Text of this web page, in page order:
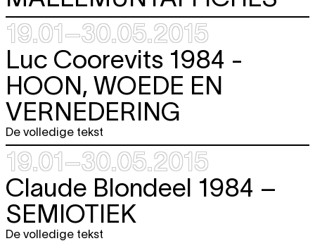
19.01–30.05.2015
Luc Coorevits 1984 -
HOON, WOEDE EN
VERNEDERING
De volledige tekst
19.01–30.05.2015
Claude Blondeel 1984 –
SEMIOTIEK
De volledige tekst